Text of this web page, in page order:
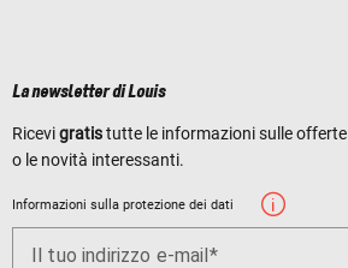
La newsletter di Louis
Ricevigratistutte le informazioni sulle
o le novità interessanti.
Informazioni sulla protezione dei dati
Il tuo indirizzo e-mail